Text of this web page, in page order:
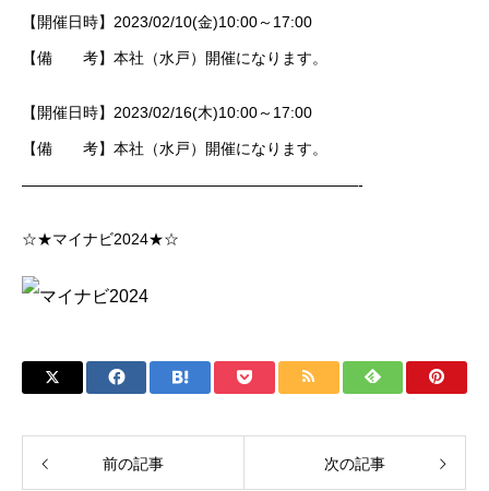
【開催日時】2023/02/10(金)10:00～17:00
【備 考】本社（水戸）開催になります。
【開催日時】2023/02/16(木)10:00～17:00
【備 考】本社（水戸）開催になります。
——————————————————————-
☆★マイナビ2024★☆
前の記事 次の記事